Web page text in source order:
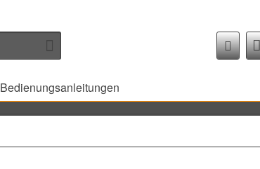
Bedienungsanleitungen